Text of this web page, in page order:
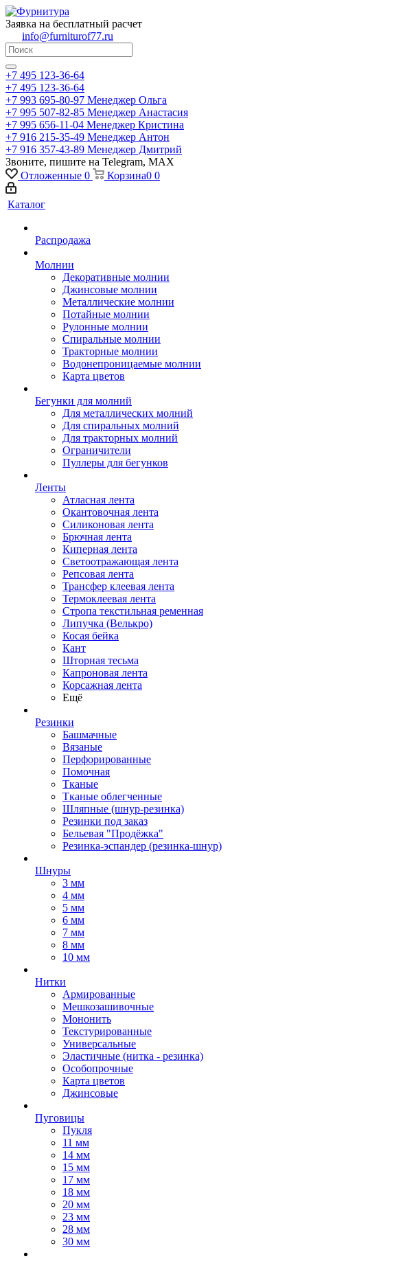
Заявка на бесплатный расчет
info@furniturof77.ru
+7 495 123-36-64
+7 495 123-36-64
+7 993 695-80-97 Менеджер Ольга
+7 995 507-82-85 Менеджер Анастасия
+7 995 656-11-04 Менеджер Кристина
+7 916 215-35-49 Менеджер Антон
+7 916 357-43-89 Менеджер Дмитрий
Звоните, пишите на Telegram, MAX
Отложенные 0 Корзина0 0
Каталог
Распродажа
Молнии
Декоративные молнии
Джинсовые молнии
Металлические молнии
Потайные молнии
Рулонные молнии
Спиральные молнии
Тракторные молнии
Водонепроницаемые молнии
Карта цветов
Бегунки для молний
Для металлических молний
Для спиральных молний
Для тракторных молний
Ограничители
Пуллеры для бегунков
Ленты
Атласная лента
Окантовочная лента
Силиконовая лента
Брючная лента
Киперная лента
Светоотражающая лента
Репсовая лента
Трансфер клеевая лента
Термоклеевая лента
Стропа текстильная ременная
Липучка (Велькро)
Косая бейка
Кант
Шторная тесьма
Капроновая лента
Корсажная лента
Ещё
Резинки
Башмачные
Вязаные
Перфорированные
Помочная
Тканые
Тканые облегченные
Шляпные (шнур-резинка)
Резинки под заказ
Бельевая "Продёжка"
Резинка-эспандер (резинка-шнур)
Шнуры
3 мм
4 мм
5 мм
6 мм
7 мм
8 мм
10 мм
Нитки
Армированные
Мешкозашивочные
Мононить
Текстурированные
Универсальные
Эластичные (нитка - резинка)
Особопрочные
Карта цветов
Джинсовые
Пуговицы
Пукля
11 мм
14 мм
15 мм
17 мм
18 мм
20 мм
23 мм
28 мм
30 мм